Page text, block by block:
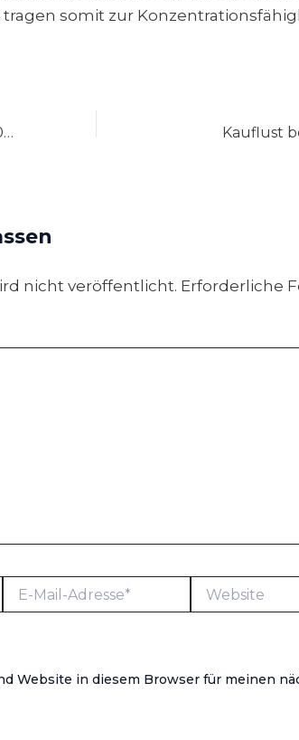
somit zur
Basar in der Grundschule am 09. März 2025 Kauflust
nicht veröffentlicht. Erforderliche
Mail-
Website
Website in diesem Browser für meinen